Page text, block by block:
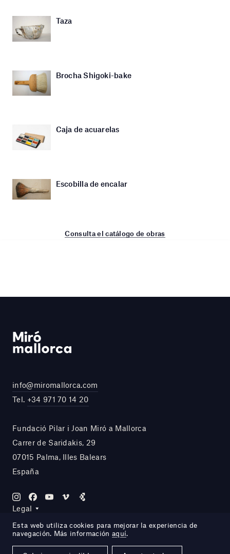
Taza
Brocha Shigoki-bake
Caja de acuarelas
Escobilla de encalar
Consulta el catálogo de obras
info@miromallorca.com
Tel. +34 971 70 14 20
Fundació Pilar i Joan Miró a Mallorca
Carrer de Saridakis, 29
07015 Palma, Illes Balears
España
Legal
Site by DOMO—A
Esta web utiliza cookies para mejorar la experiencia de
navegación. Más información aquí.